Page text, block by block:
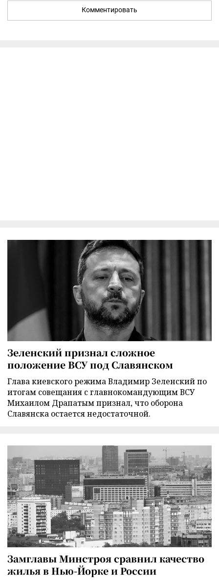
Комментировать
Зеленский признал сложное
положение ВСУ под Славянском
Глава киевского режима Владимир Зеленский по
итогам совещания с главнокомандующим ВСУ
Михаилом Драпатым признал, что оборона
Славянска остается недостаточной.
Замглавы Минстроя сравнил качество
жилья в Нью-Йорке и России